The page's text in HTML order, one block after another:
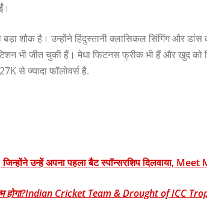
शौक है। उन्‍होंने हिंदुस्‍तानी क्‍लासिकल सिंगिंग और
भी जीत चुकी हैं। मेधा फिटनस फ्रीक भी हैं और खुद को
से ज्यादा फॉलोवर्स है.
जिन्होंने उन्हें अपना पहला बैट स्पॉन्सरशिप दिलवाया,
होगा?Indian Cricket Team & Drought of ICC